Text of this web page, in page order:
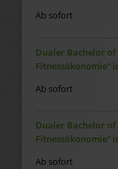
Ab sofort
Dualer Bachelor of
Fitnessökonomie“
Ab sofort
Dualer Bachelor of
Fitnessökonomie“
Ab sofort